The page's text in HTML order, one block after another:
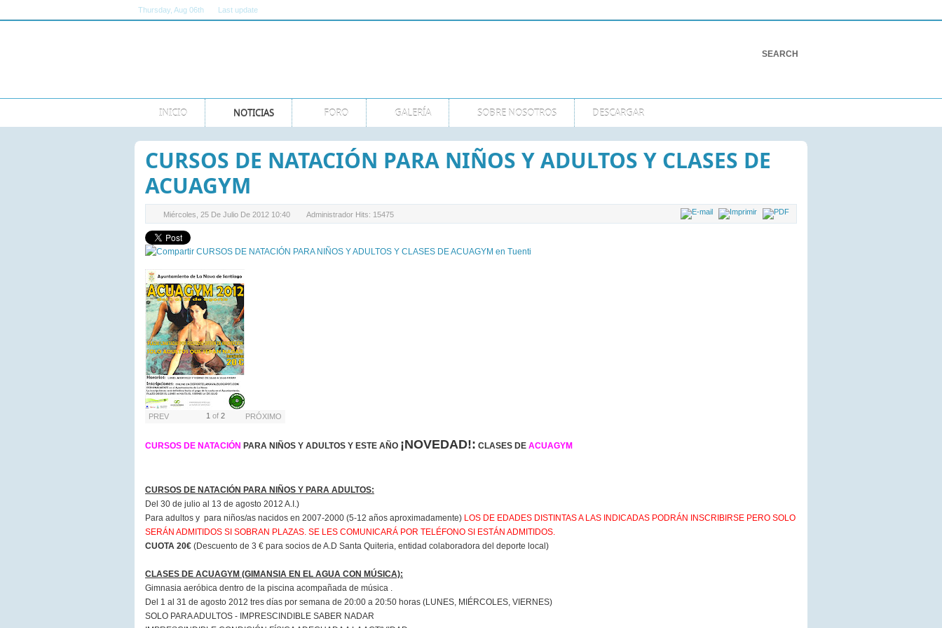
Thursday , Aug 06th Last update
INICIO NOTICIAS FORO GALERÍA SOBRE NOSOTROS DESCARGAR
CURSOS DE NATACIÓN PARA NIÑOS Y ADULTOS Y CLASES DE
ACUAGYM
Miércoles, 25 De Julio De 2012 10:40 Administrador Hits: 15475
PREV 1 of 2 PRÓXIMO
CURSOS DE NATACIÓN PARA NIÑOS Y ADULTOS Y ESTE AÑO ¡NOVEDAD!: CLASES DE ACUAGYM
CURSOS DE NATACIÓN PARA NIÑOS Y PARA ADULTOS:
Del 30 de julio al 13 de agosto 2012 A.I.)
Para adultos y para niños/as nacidos en 2007-2000 (5-12 años aproximadamente) LOS DE EDADES DISTINTAS A LAS INDICADAS PODRÁN INSCRIBIRSE PERO SOLO
SERÁN ADMITIDOS SI SOBRAN PLAZAS. SE LES COMUNICARÁ POR TELÉFONO SI ESTÁN ADMITIDOS.
CUOTA 20€ (Descuento de 3 € para socios de A.D Santa Quiteria, entidad colaboradora del deporte local)
CLASES DE ACUAGYM (GIMANSIA EN EL AGUA CON MÚSICA):
Gimnasia aeróbica dentro de la piscina acompañada de música .
Del 1 al 31 de agosto 2012 tres días por semana de 20:00 a 20:50 horas (LUNES, MIÉRCOLES, VIERNES)
SOLO PARA ADULTOS - IMPRESCINDIBLE SABER NADAR